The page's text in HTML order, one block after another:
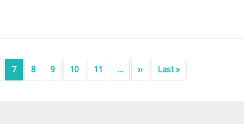
7 8 9 10 11 … ››Page suivante
Last »Dernière page